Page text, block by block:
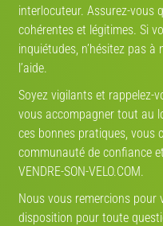
Giant TCR Advanced 0 Di2 12V
Vélo reconditionné
interlocuteur. Assurez-vous
cohérentes et légitimes. Si
inquiétudes, n’hésitez pas
l’aide.
Soyez vigilants et rappelez-
vous accompagner tout au
ces bonnes pratiques, vous
communauté de confiance
VENDRE-SON-VELO.COM.
Nous vous remercions
disposition pour toute